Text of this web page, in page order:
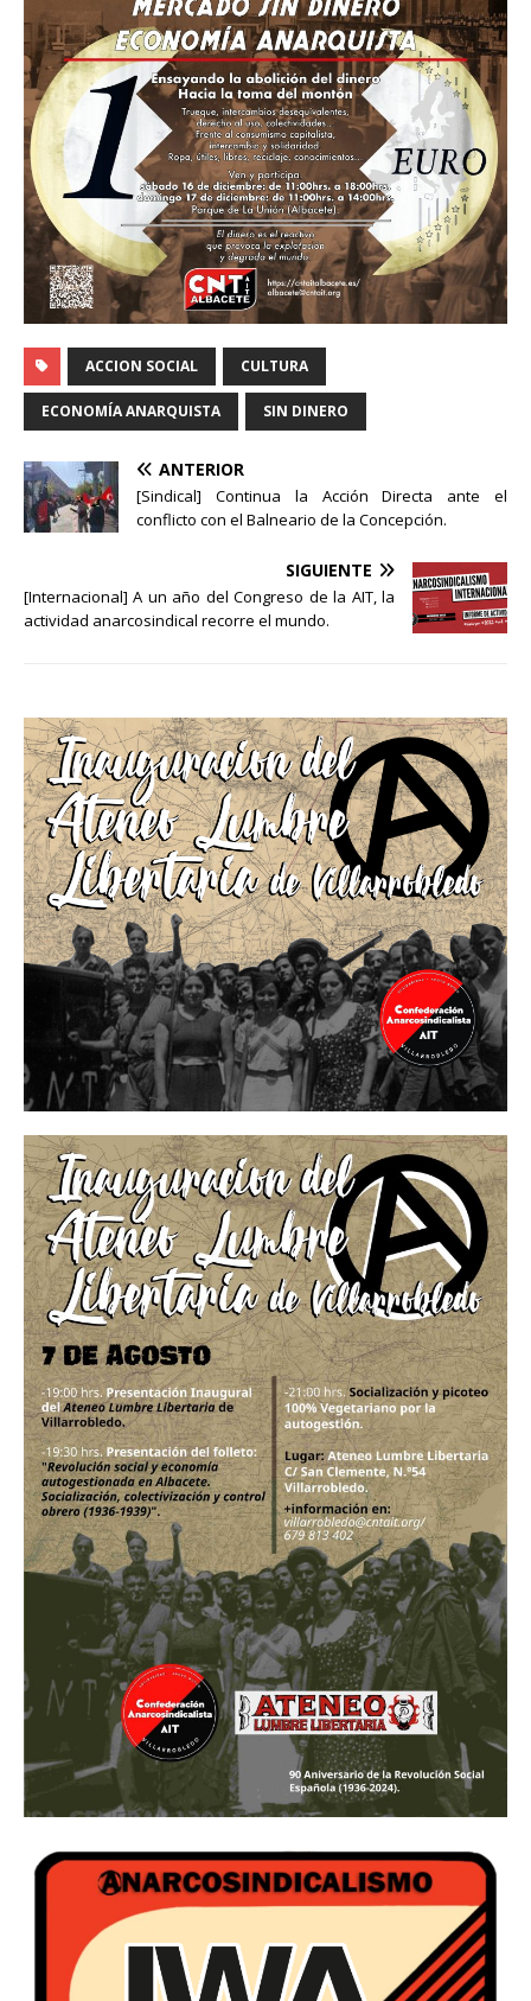
ACCION SOCIAL CULTURA
ECONOMÍA ANARQUISTA SIN DINERO
ANTERIOR
[Sindical] Continua la Acción Directa ante el
conflicto con el Balneario de la Concepción.
SIGUIENTE
[Internacional] A un año del Congreso de la AIT, la
actividad anarcosindical recorre el mundo.